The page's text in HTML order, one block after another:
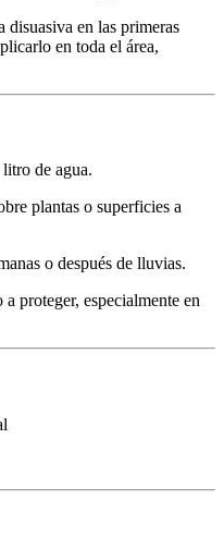
disuasiva en las primeras
en toda el área,
de agua.
plantas o superficies a
o después de lluvias.
proteger, especialmente en